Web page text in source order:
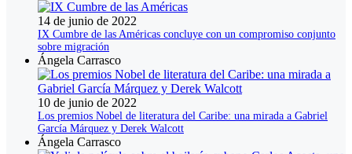
14 de junio de 2022
IX Cumbre de las Américas concluye con un compromiso conjunto
sobre migración
Ángela Carrasco
10 de junio de 2022
Los premios Nobel de literatura del Caribe: una mirada a Gabriel
García Márquez y Derek Walcott
Ángela Carrasco